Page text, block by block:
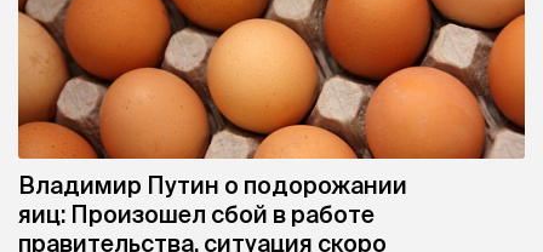
Владимир Путин о подорожании
яиц: Произошел сбой в работе
правительства, ситуация скоро